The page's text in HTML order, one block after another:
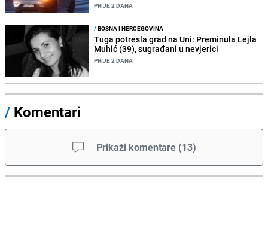
PRIJE 2 DANA
/BOSNA I HERCEGOVINA
Tuga potresla grad na Uni: Preminula Lejla
Muhić (39), sugrađani u nevjerici
PRIJE 2 DANA
/ Komentari
Prikaži komentare (13)